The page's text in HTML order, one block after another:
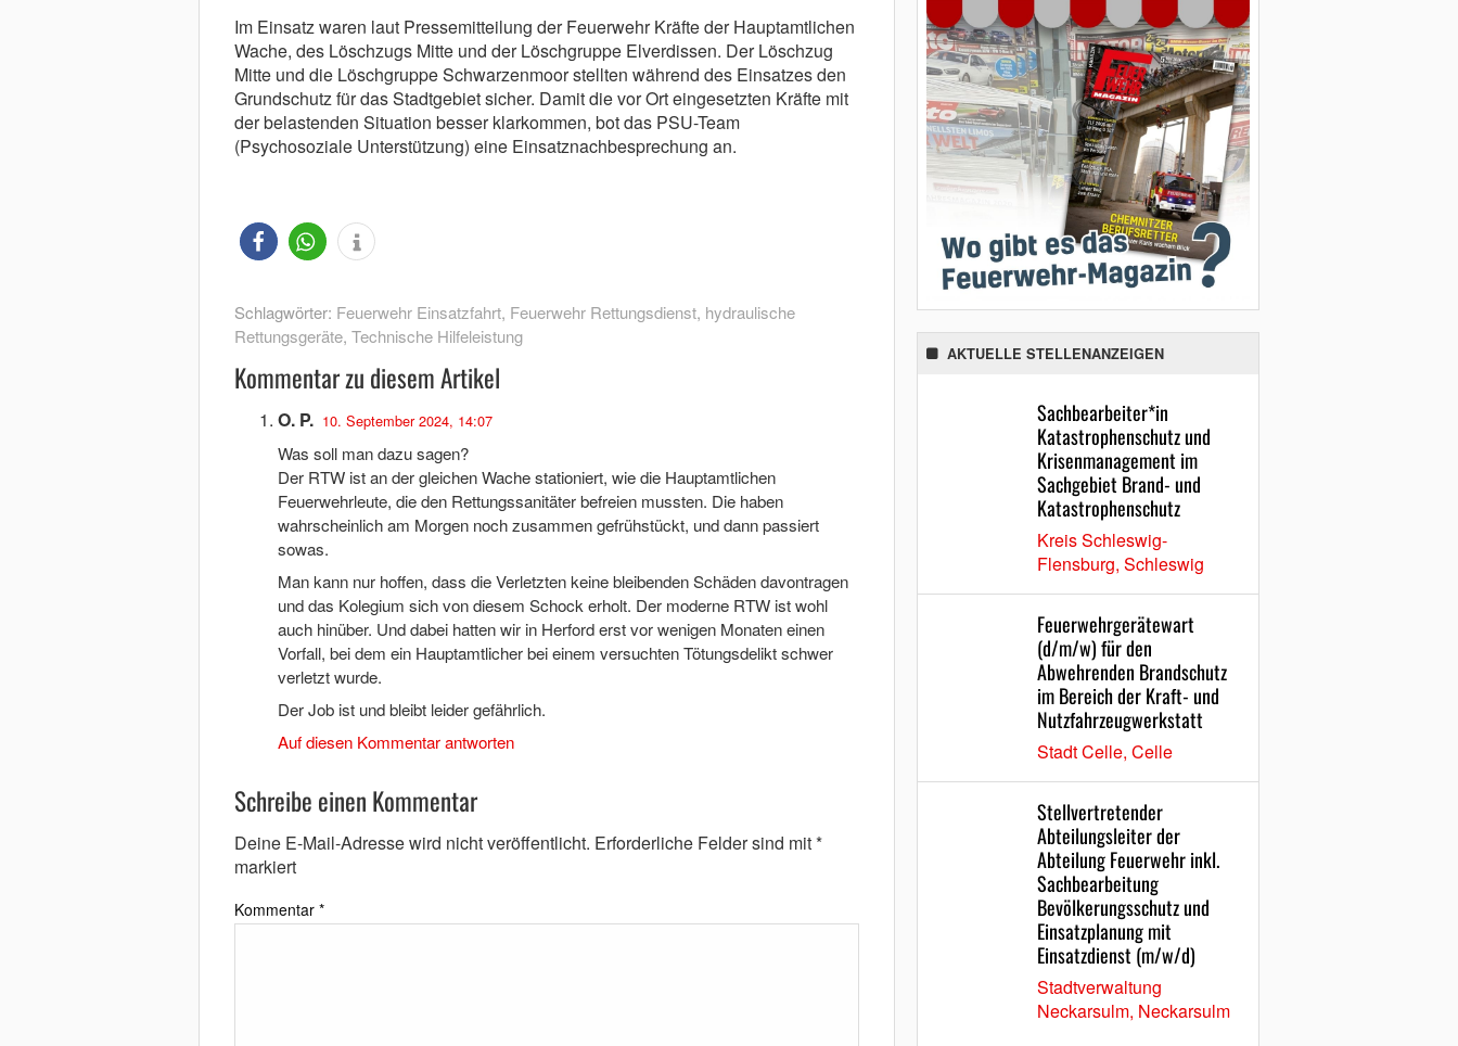
Im Einsatz waren laut Pressemitteilung der Feuerwehr Kräfte der Hauptamtlichen
Wache, des Löschzugs Mitte und der Löschgruppe Elverdissen. Der Löschzug
Mitte und die Löschgruppe Schwarzenmoor stellten während des Einsatzes den
Grundschutz für das Stadtgebiet sicher. Damit die vor Ort eingesetzten Kräfte mit
der belastenden Situation besser klarkommen, bot das PSU-Team
(Psychosoziale Unterstützung) eine Einsatznachbesprechung an.
Schlagwörter: Feuerwehr Einsatzfahrt, Feuerwehr Rettungsdienst, hydraulische
Rettungsgeräte, Technische Hilfeleistung
Kommentar zu diesem Artikel
O. P. 10. September 2024, 14:07
Was soll man dazu sagen?
Der RTW ist an der gleichen Wache stationiert, wie die Hauptamtlichen
Feuerwehrleute, die den Rettungssanitäter befreien mussten. Die haben
wahrscheinlich am Morgen noch zusammen gefrühstückt, und dann passiert
sowas.
Man kann nur hoffen, dass die Verletzten keine bleibenden Schäden davontragen
und das Kolegium sich von diesem Schock erholt. Der moderne RTW ist wohl
auch hinüber. Und dabei hatten wir in Herford erst vor wenigen Monaten einen
Vorfall, bei dem ein Hauptamtlicher bei einem versuchten Tötungsdelikt schwer
verletzt wurde.
Der Job ist und bleibt leider gefährlich.
Auf diesen Kommentar antworten
Schreibe einen Kommentar
Deine E-Mail-Adresse wird nicht veröffentlicht. Erforderliche Felder sind mit*
markiert
Kommentar *
AKTUELLE STELLENANZEIGEN
Sachbearbeiter*in
Katastrophenschutz und
Krisenmanagement im
Sachgebiet Brand- und
Katastrophenschutz
Kreis Schleswig-
Flensburg, Schleswig
Feuerwehrgerätewart
(d/m/w) für den
Abwehrenden Brandschutz
im Bereich der Kraft- und
Nutzfahrzeugwerkstatt
Stadt Celle, Celle
Stellvertretender
Abteilungsleiter der
Abteilung Feuerwehr inkl.
Sachbearbeitung
Bevölkerungsschutz und
Einsatzplanung mit
Einsatzdienst (m/w/d)
Stadtverwaltung
Neckarsulm, Neckarsulm